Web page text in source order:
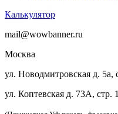
Калькулятор
mail@wowbanner.ru
Москва
ул. Новодмитровская д. 5а,
ул. Коптевская д. 73А, стр. 1